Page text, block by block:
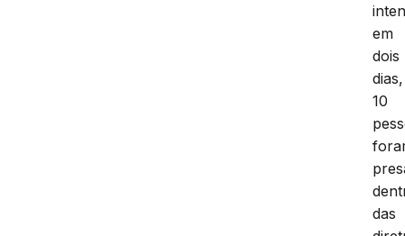
em
dois
dias,
10
das